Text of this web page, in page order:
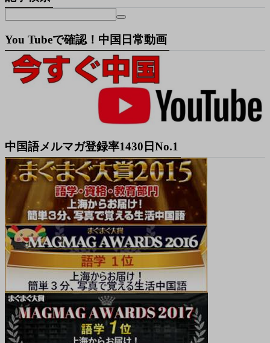
You Tubeで確認！中国日常動画
中国語メルマガ登録率1430日No.1